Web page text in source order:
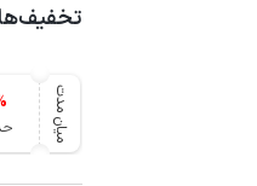
میان مدت